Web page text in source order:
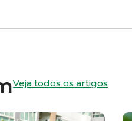
Veja todos os artigos